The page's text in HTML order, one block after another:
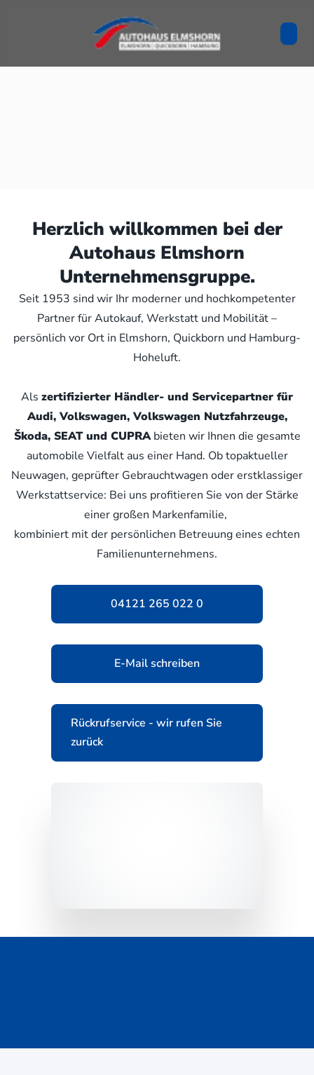
Herzlich willkommen bei der
Autohaus Elmshorn
Unternehmensgruppe.
Seit 1953 sind wir Ihr moderner und hochkompetenter
Partner für Autokauf, Werkstatt und Mobilität –
persönlich vor Ort in Elmshorn, Quickborn und Hamburg-
Hoheluft.
Als zertifizierter Händler- und Servicepartner für
Audi, Volkswagen, Volkswagen Nutzfahrzeuge,
Škoda, SEAT und CUPRAbieten wir Ihnen die gesamte
automobile Vielfalt aus einer Hand. Ob topaktueller
Neuwagen, geprüfter Gebrauchtwagen oder erstklassiger
Werkstattservice: Bei uns profitieren Sie von der Stärke
einer großen Markenfamilie,
kombiniert mit der persönlichen Betreuung eines echten
Familienunternehmens.
04121 265 022 0
E-Mail schreiben
Rückrufservice - wir rufen Sie
zurück